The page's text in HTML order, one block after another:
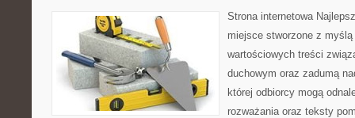
Strona internetowa
miejsce stworzone z
wartościowych treści
duchowym oraz zadumą
której odbiorcy mogą
rozważania oraz teksty